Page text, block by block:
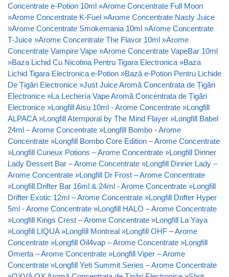
Concentrate e-Potion 10ml »Arome Concentrate Full Moon
»Arome Concentrate K-Fuel »Arome Concentrate Nasty Juice
»Arome Concentrate Smokemania 10ml »Arome Concentrate
T-Juice »Arome Concentrate The Flavor 10ml »Arome
Concentrate Vampire Vape »Arome Concentrate VapeBar 10ml
»Baza Lichid Cu Nicotina Pentru Tigara Electronica »Baza
Lichid Tigara Electronica e-Potion »Bază e-Potion Pentru Lichide
De Țigări Electronice »Just Juice Aromă Concentrata de Țigări
Electronice »La Lechería Vape Aromă Concentrata de Țigări
Electronice »Longfill Aisu 10ml - Arome Concentrate »Longfill
ALPACA »Longfill Atemporal by The Mind Flayer »Longfill Babel
24ml – Arome Concentrate »Longfill Bombo - Arome
Concentrate »Longfill Bombo Core Edition – Arome Concentrate
»Longfill Curieux Potions – Arome Concentrate »Longfill Dinner
Lady Dessert Bar – Arome Concentrate »Longfill Dinner Lady –
Arome Concentrate »Longfill Dr Frost – Arome Concentrate
»Longfill Drifter Bar 16ml & 24ml - Arome Concentrate »Longfill
Drifter Exotic 12ml – Arome Concentrate »Longfill Drifter Hyper
5ml - Arome Concentrate »Longfill HALO – Arome Concentrate
»Longfill Kings Crest – Arome Concentrate »Longfill La Yaya
»Longfill LIQUA »Longfill Montreal »Longfill OHF – Arome
Concentrate »Longfill Oil4vap – Arome Concentrate »Longfill
Omerta – Arome Concentrate »Longfill Viper – Arome
Concentrate »Longfill Yeti Summit Series – Arome Concentrate